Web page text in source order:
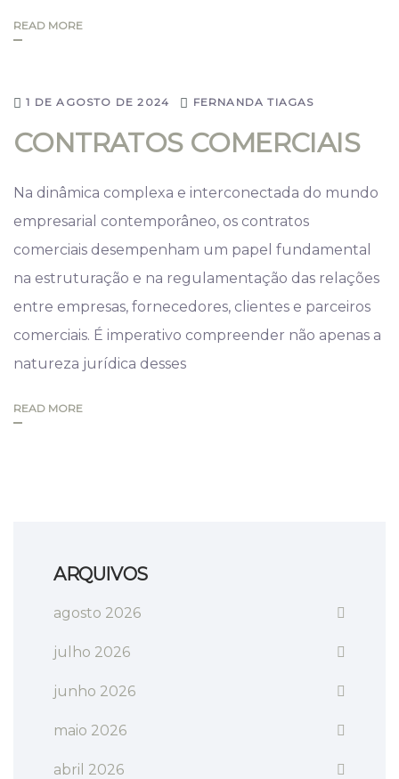
READ MORE
1 DE AGOSTO DE 2024 FERNANDA TIAGAS
CONTRATOS COMERCIAIS
Na dinâmica complexa e interconectada do mundo
empresarial contemporâneo, os contratos
comerciais desempenham um papel fundamental
na estruturação e na regulamentação das relações
entre empresas, fornecedores, clientes e parceiros
comerciais. É imperativo compreender não apenas a
natureza jurídica desses
READ MORE
ARQUIVOS
agosto 2026
julho 2026
junho 2026
maio 2026
abril 2026